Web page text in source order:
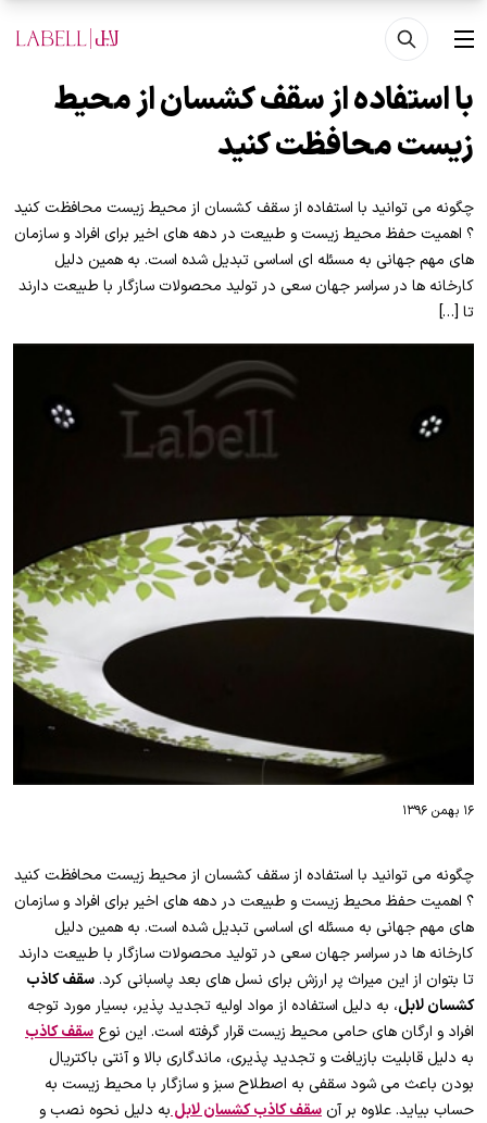
رفتن به محتوای اصلی
منو
با استفاده از سقف کشسان از محیط
زیست محافظت کنید
چگونه می توانید با استفاده از سقف کشسان از محیط زیست محافظت کنید
؟ اهمیت حفظ محیط زیست و طبیعت در دهه های اخیر برای افراد و سازمان
های مهم جهانی به مسئله ای اساسی تبدیل شده است. به همین دلیل
کارخانه ها در سراسر جهان سعی در تولید محصولات سازگار با طبیعت دارند
تا […]
۱۶ بهمن ۱۳۹۶
چگونه می توانید با استفاده از سقف کشسان از محیط زیست محافظت کنید
؟ اهمیت حفظ محیط زیست و طبیعت در دهه های اخیر برای افراد و سازمان
های مهم جهانی به مسئله ای اساسی تبدیل شده است. به همین دلیل
کارخانه ها در سراسر جهان سعی در تولید محصولات سازگار با طبیعت دارند
تا بتوان از این میراث پر ارزش برای نسل های بعد پاسبانی کرد.سقف کاذب
کشسان لابل، به دلیل استفاده از مواد اولیه تجدید پذیر، بسیار مورد توجه
افراد و ارگان های حامی محیط زیست قرار گرفته است. این نوع سقف کاذب
به دلیل قابلیت بازیافت و تجدید پذیری، ماندگاری بالا و آنتی باکتریال
بودن باعث می شود سقفی به اصطلاح سبز و سازگار با محیط زیست به
حساب بیاید. علاوه بر آنسقف کاذب کشسان لابلبه دلیل نحوه نصب و